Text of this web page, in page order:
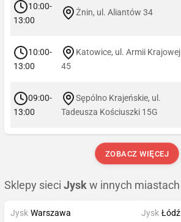
10:00-
13:00
Żnin, ul. Aliantów 34
10:00-
13:00
Katowice, ul. Armii Krajowej
45
09:00-
13:00
Sępólno Krajeńskie, ul.
Tadeusza Kościuszki 15G
ZOBACZ WIĘCEJ
Sklepy sieci Jysk w innych miastach
Jysk Warszawa
Jysk Łódź